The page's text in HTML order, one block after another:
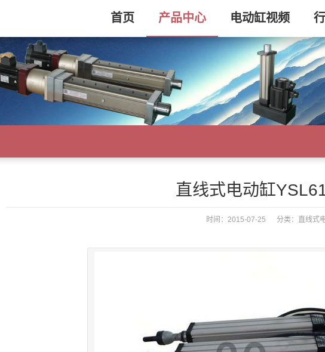
首页 产品中心 电动缸视频
直线式电动缸
时间：2015-07-25 分类： 直线式